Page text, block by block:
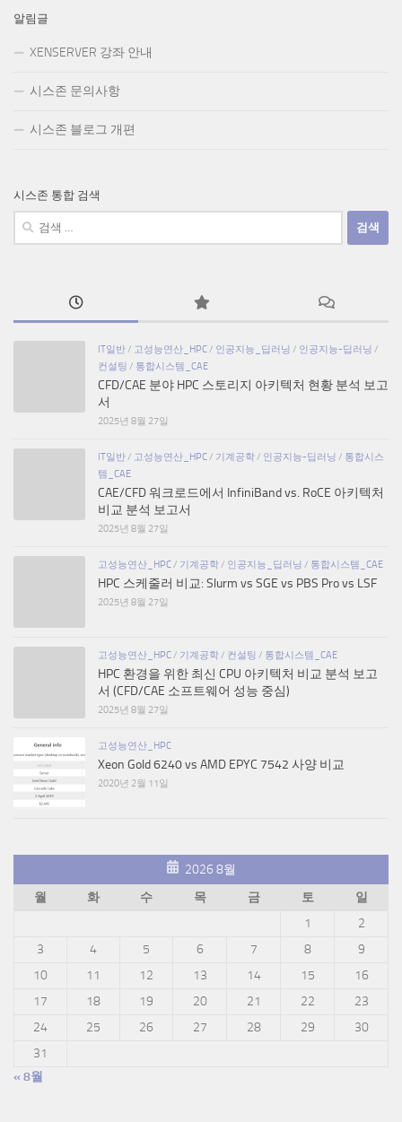
알림글
XENSERVER 강좌 안내
시스존 문의사항
시스존 블로그 개편
시스존 통합 검색
검
IT일반/ 고성능연산_HPC/ 인공지능_딥러닝 / 인공지능-딥러닝 /
컨설팅 / 통합시스템_CAE
CFD/CAE 분야 HPC 스토리지 아키텍처 현황 분석 보고
서
2025년 8월 27일
IT일반/ 고성능연산_HPC/ 기계공학/ 인공지능-딥러닝 / 통합시스
템_CAE
CAE/CFD 워크로드에서 InfiniBand vs. RoCE 아키텍처
비교 분석 보고서
2025년 8월 27일
고성능연산_HPC/ 기계공학/ 인공지능_딥러닝 / 통합시스템_CAE
HPC 스케줄러 비교: Slurm vs SGE vs PBS Pro vs LSF
2025년 8월 27일
고성능연산_HPC/ 기계공학/ 컨설팅 / 통합시스템_CAE
HPC 환경을 위한 최신 CPU 아키텍처 비교 분석 보고
서 (CFD/CAE 소프트웨어 성능 중심)
2025년 8월 27일
고성능연산_HPC
Xeon Gold 6240 vs AMD EPYC 7542 사양 비교
2020년 2월 11일
2026 8월
월
화 수 목 금 토
일
1
2
3
4 5 6 7 8
9
10
11 12 13 14 15
16
17
18 19 20 21 22
23
24
25 26 27 28 29
30
31
« 8월